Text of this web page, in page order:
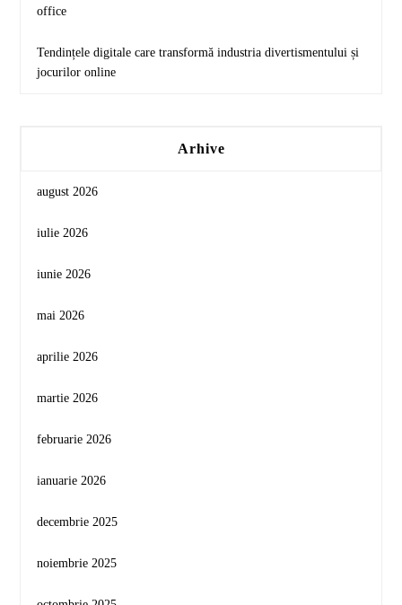
office
Tendințele digitale care transformă industria divertismentului și
jocurilor online
Arhive
august 2026
iulie 2026
iunie 2026
mai 2026
aprilie 2026
martie 2026
februarie 2026
ianuarie 2026
decembrie 2025
noiembrie 2025